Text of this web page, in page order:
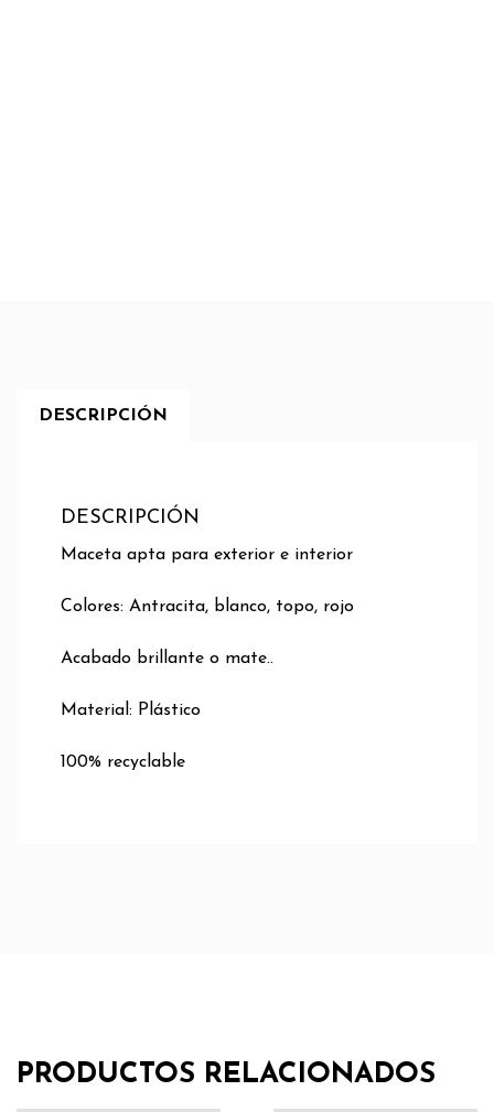
DESCRIPCIÓN
DESCRIPCIÓN
Maceta apta para exterior e interior
Colores: Antracita, blanco, topo, rojo
Acabado brillante o mate..
Material: Plástico
100% recyclable
PRODUCTOS RELACIONADOS